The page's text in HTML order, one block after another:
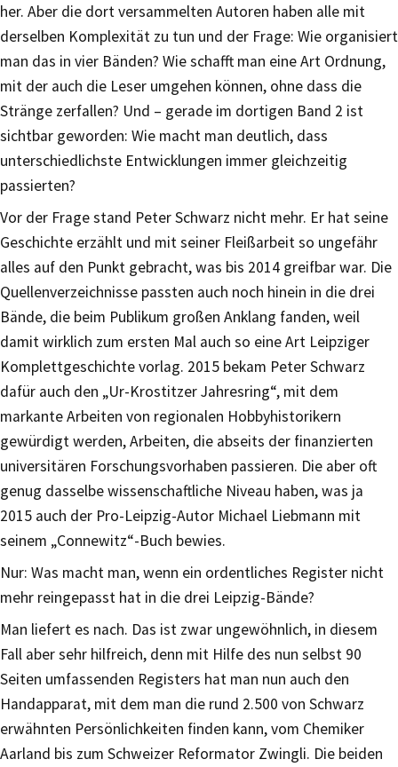
her. Aber die dort versammelten Autoren haben alle mit
derselben Komplexität zu tun und der Frage: Wie organisiert
man das in vier Bänden? Wie schafft man eine Art Ordnung,
mit der auch die Leser umgehen können, ohne dass die
Stränge zerfallen? Und – gerade im dortigen Band 2 ist
sichtbar geworden: Wie macht man deutlich, dass
unterschiedlichste Entwicklungen immer gleichzeitig
passierten?
Vor der Frage stand Peter Schwarz nicht mehr. Er hat seine
Geschichte erzählt und mit seiner Fleißarbeit so ungefähr
alles auf den Punkt gebracht, was bis 2014 greifbar war. Die
Quellenverzeichnisse passten auch noch hinein in die drei
Bände, die beim Publikum großen Anklang fanden, weil
damit wirklich zum ersten Mal auch so eine Art Leipziger
Komplettgeschichte vorlag. 2015 bekam Peter Schwarz
dafür auch den „Ur-Krostitzer Jahresring“, mit dem
markante Arbeiten von regionalen Hobbyhistorikern
gewürdigt werden, Arbeiten, die abseits der finanzierten
universitären Forschungsvorhaben passieren. Die aber oft
genug dasselbe wissenschaftliche Niveau haben, was ja
2015 auch der Pro-Leipzig-Autor Michael Liebmann mit
seinem „Connewitz“-Buch bewies.
Nur: Was macht man, wenn ein ordentliches Register nicht
mehr reingepasst hat in die drei Leipzig-Bände?
Man liefert es nach. Das ist zwar ungewöhnlich, in diesem
Fall aber sehr hilfreich, denn mit Hilfe des nun selbst 90
Seiten umfassenden Registers hat man nun auch den
Handapparat, mit dem man die rund 2.500 von Schwarz
erwähnten Persönlichkeiten finden kann, vom Chemiker
Aarland bis zum Schweizer Reformator Zwingli. Die beiden